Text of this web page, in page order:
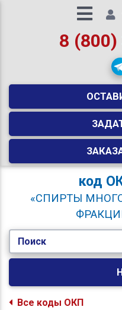
8
код
«СПИРТЫ
Поиск
Все коды ОКП